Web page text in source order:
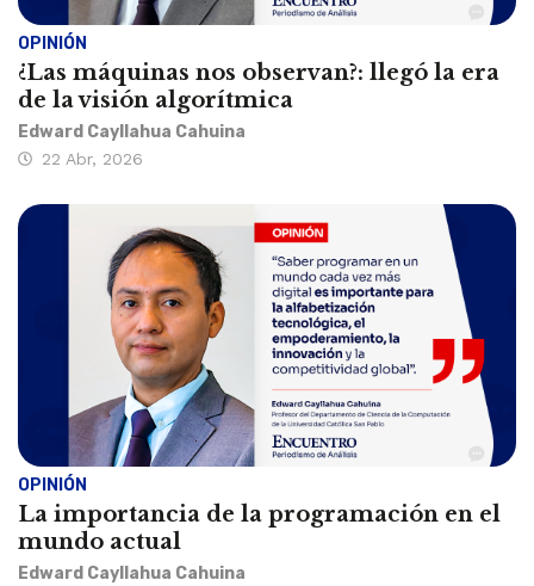
OPINIÓN
¿Las máquinas nos observan?: llegó la era
de la visión algorítmica
Edward Cayllahua Cahuina
22 Abr, 2026
OPINIÓN
La importancia de la programación en el
mundo actual
Edward Cayllahua Cahuina